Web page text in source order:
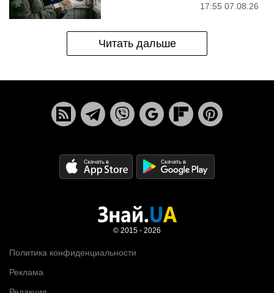
17:55 07.08.26
Читать дальше
Политика конфиденциальности
Реклама
© 2015 - 2026